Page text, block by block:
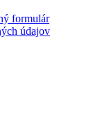
formulár
údajov